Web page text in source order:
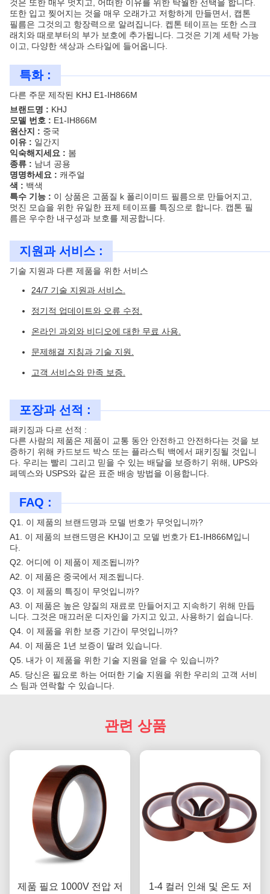
것은 또한 매우 멋지고, 어떠한 이유를 위한 탁월한 선택을 합니다.
또한 입고 찢어지는 것을 매우 오래가고 저항하게 만들면서, 캡톤
필름은 그것의고 항장력으로 알려집니다. 켑톤 테이프는 또한 스크
래치와 때로부터의 부가 보호에 추가됩니다. 그것은 기계 세탁 가능
이고, 다양한 색상과 스타일에 들어옵니다.
특화 :
다른 주문 제작된 KHJ E1-IH866M
브랜드명 : KHJ
모델 번호 : E1-IH866M
원산지 : 중국
이유 : 일간지
익숙해지세요 : 봄
종류 : 남녀 공용
명명하세요 : 캐주얼
색 : 백색
특수 기능 : 이 상품은 고품질 k 폴리이미드 필름으로 만들어지고,
멋진 모습을 위한 유일한 표제 테이프를 특징으로 합니다. 캡톤 필
름은 우수한 내구성과 보호를 제공합니다.
지원과 서비스 :
기술 지원과 다른 제품을 위한 서비스
24/7 기술 지원과 서비스.
정기적 업데이트와 오류 수정.
온라인 과외와 비디오에 대한 무료 사용.
문제해결 지침과 기술 지원.
고객 서비스와 만족 보증.
포장과 선적 :
패키징과 다르 선적 :
다른 사람의 제품은 제품이 교통 동안 안전하고 안전하다는 것을 보
증하기 위해 카드보드 박스 또는 플라스틱 백에서 패키징될 것입니
다. 우리는 빨리 그리고 믿을 수 있는 배달을 보증하기 위해, UPS와
페덱스와 USPS와 같은 표준 배송 방법을 이용합니다.
FAQ :
Q1. 이 제품의 브랜드명과 모델 번호가 무엇입니까?
A1. 이 제품의 브랜드명은 KHJ이고 모델 번호가 E1-IH866M입니
다.
Q2. 어디에 이 제품이 제조됩니까?
A2. 이 제품은 중국에서 제조됩니다.
Q3. 이 제품의 특징이 무엇입니까?
A3. 이 제품은 높은 양질의 재료로 만들어지고 지속하기 위해 만듭
니다. 그것은 매끄러운 디자인을 가지고 있고, 사용하기 쉽습니다.
Q4. 이 제품을 위한 보증 기간이 무엇입니까?
A4. 이 제품은 1년 보증이 딸려 있습니다.
Q5. 내가 이 제품을 위한 기술 지원을 얻을 수 있습니까?
A5. 당신은 필요로 하는 어떠한 기술 지원을 위한 우리의 고객 서비
스 팀과 연락할 수 있습니다.
관련 상품
제품 필요 1000V 전압 저
1-4 컬러 인쇄 및 온도 저